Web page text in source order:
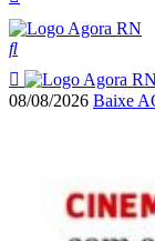
08/08/2026 Baixe